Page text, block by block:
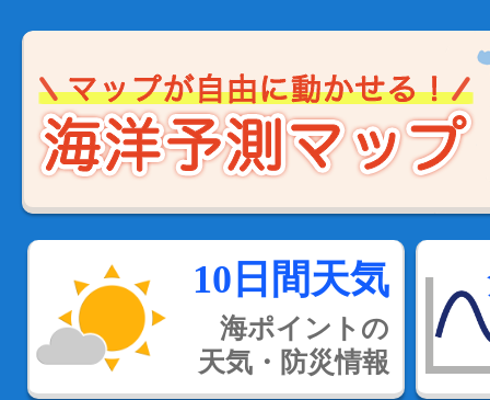
10日間天気
海ポイントの
天気・防災情報